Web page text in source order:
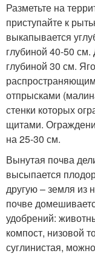
Разметьте на
приступайте к
выкапывается
глубиной 40-50 см.
глубиной 30 см.
отпрысками
стенки которых
щитами.
на 25-30 см.
Вынутая почва
высыпается
другую – земля из
почве
удобрений:
компост, низовой
суглинистая,